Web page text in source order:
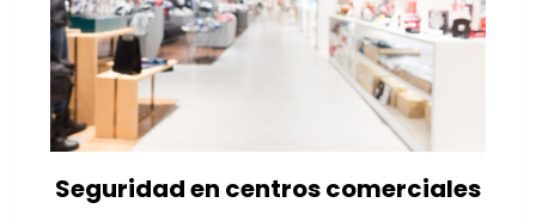
Seguridad en centros comerciales